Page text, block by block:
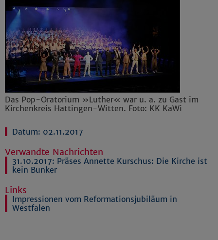
Das Pop-Oratorium »Luther« war u. a. zu Gast im
Kirchenkreis Hattingen-Witten. Foto: KK KaWi
Datum: 02.11.2017
Verwandte Nachrichten
31.10.2017: Präses Annette Kurschus: Die Kirche ist
kein Bunker
Links
Impressionen vom Reformationsjubiläum in
Westfalen